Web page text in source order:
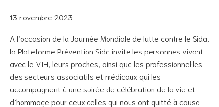
13 novembre 2023
A l’occasion de la Journée Mondiale de lutte contre le Sida,
la Plateforme Prévention Sida invite les personnes vivant
avec le VIH, leurs proches, ainsi que les professionnel·les
des secteurs associatifs et médicaux qui les
accompagnent à une soirée de célébration de la vie et
d’hommage pour ceux·celles qui nous ont quitté à cause